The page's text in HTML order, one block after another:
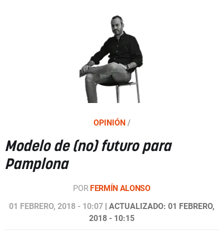
OPINIÓN /
Modelo de (no) futuro para
Pamplona
POR FERMÍN ALONSO
01 FEBRERO, 2018 - 10:07 | ACTUALIZADO: 01 FEBRERO,
2018 - 10:15